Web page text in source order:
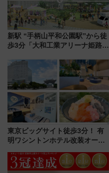
新駅 “手柄山平和公園駅”から徒
歩3分「大和工業アリーナ姫路」
大相撲巡業など 豪華イベントと
東京ビッグサイト徒歩3分！ 有
明ワシントンホテル改装オープ
客室」や海鮮丼が人気の朝食ビ
ュッフェを現地レポ